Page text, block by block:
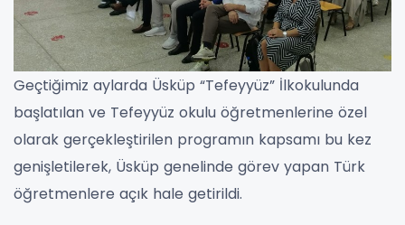
Geçtiğimiz aylarda Üsküp “Tefeyyüz” İlkokulunda
başlatılan ve Tefeyyüz okulu öğretmenlerine özel
olarak gerçekleştirilen programın kapsamı bu kez
genişletilerek, Üsküp genelinde görev yapan Türk
öğretmenlere açık hale getirildi.